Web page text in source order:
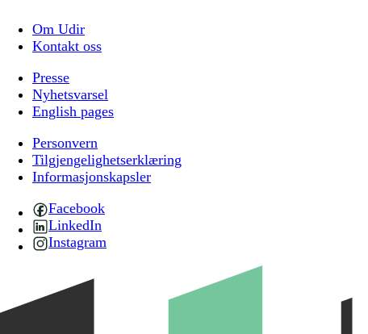
Om Udir
Kontakt oss
Presse
Nyhetsvarsel
English pages
Personvern
Tilgjengelighetserklæring
Informasjonskapsler
Facebook
LinkedIn
Instagram